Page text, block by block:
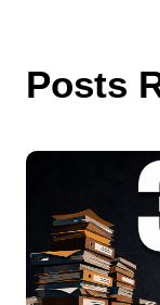
Posts